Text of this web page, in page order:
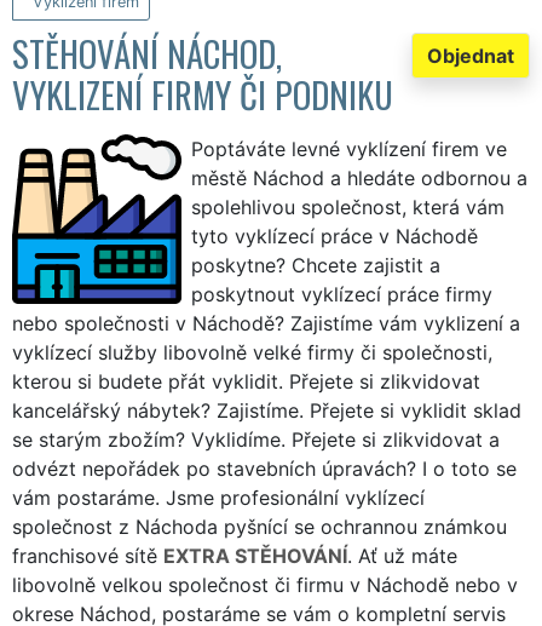
Objednat
STĚHOVÁNÍ NÁCHOD,
VYKLIZENÍ FIRMY ČI PODNIKU
Poptáváte levné vyklízení firem ve
městě Náchod a hledáte odbornou a
spolehlivou společnost, která vám
tyto vyklízecí práce v Náchodě
poskytne? Chcete zajistit a
poskytnout vyklízecí práce firmy
nebo společnosti v Náchodě? Zajistíme vám vyklizení a
vyklízecí služby libovolně velké firmy či společnosti,
kterou si budete přát vyklidit. Přejete si zlikvidovat
kancelářský nábytek? Zajistíme. Přejete si vyklidit sklad
se starým zbožím? Vyklidíme. Přejete si zlikvidovat a
odvézt nepořádek po stavebních úpravách? I o toto se
vám postaráme. Jsme profesionální vyklízecí
společnost z Náchoda pyšnící se ochrannou známkou
franchisové sítě EXTRA STĚHOVÁNÍ. Ať už máte
libovolně velkou společnost či firmu v Náchodě nebo v
okrese Náchod, postaráme se vám o kompletní servis